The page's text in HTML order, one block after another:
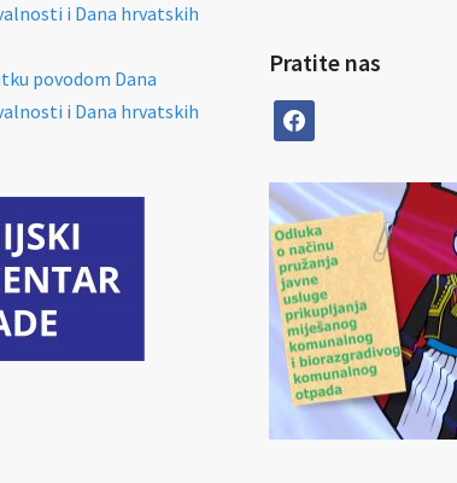
i Dana hrvatskih
povodom Dana
i Dana hrvatskih
Pratite nas
facebook